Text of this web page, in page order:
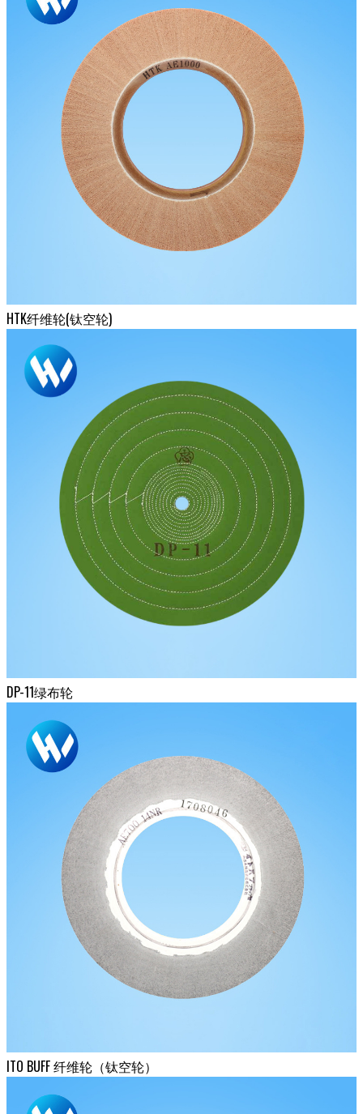
HTK纤维轮(钛空轮)
DP-11绿布轮
ITO BUFF 纤维轮（钛空轮）